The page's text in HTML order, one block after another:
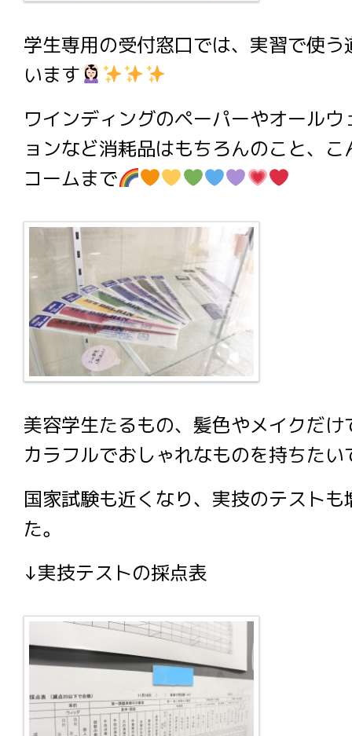
学生専用の受付窓口では、実習で使
います
ワインディングのペーパーやオール
ョンなど消耗品はもちろんのこと、
コームまで
美容学生たるもの、髪色やメイクだ
カラフルでおしゃれなものを持ちたい
国家試験も近くなり、実技のテストも
た。
↓実技テストの採点表